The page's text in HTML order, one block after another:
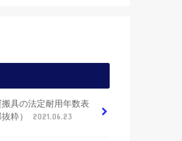
具の法定耐用年数表
抜粋）
2021.06.23